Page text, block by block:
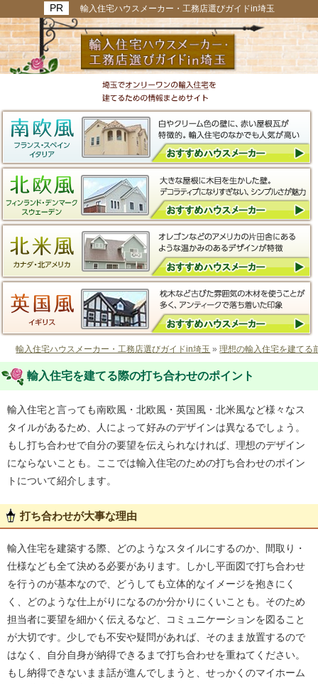
輸入住宅ハウスメーカー・工務店選びガイドin埼玉
輸入住宅ハウスメーカー・工務店選びガイドin埼玉 »理想の輸入住宅を建てる
輸入住宅を建てる際の打ち合わせのポイント
輸入住宅と言っても南欧風・北欧風・英国風・北米風など様々なス
タイルがあるため、人によって好みのデザインは異なるでしょう。
もし打ち合わせで自分の要望を伝えられなければ、理想のデザイン
にならないことも。ここでは輸入住宅のための打ち合わせのポイン
トについて紹介します。
打ち合わせが大事な理由
輸入住宅を建築する際、どのようなスタイルにするのか、間取り・
仕様なども全て決める必要があります。しかし平面図で打ち合わせ
を行うのが基本なので、どうしても立体的なイメージを抱きにく
く、どのような仕上がりになるのか分かりにくいことも。そのため
担当者に要望を細かく伝えるなど、コミュニケーションを図ること
が大切です。少しでも不安や疑問があれば、そのまま放置するので
はなく、自分自身が納得できるまで打ち合わせを重ねてください。
もし納得できないまま話が進んでしまうと、せっかくのマイホーム